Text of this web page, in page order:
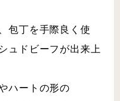
包丁を手際良く使
ュドビーフが出来上
ハートの形の